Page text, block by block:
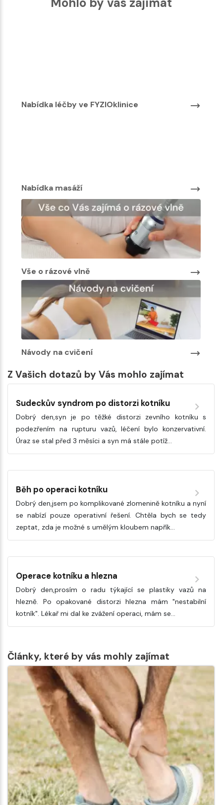
Nabídka léčby ve FYZIOklinice
Nabídka masáží
Vše o rázové vlně
Návody na cvičení
Z Vašich dotazů by Vás mohlo zajímat
Sudeckův syndrom po distorzi kotníku
Dobrý den,syn je po těžké distorzi zevního kotníku s
podezřením na rupturu vazů, léčení bylo konzervativní.
Úraz se stal před 3 měsíci a syn má stále potíž…
Běh po operaci kotníku
Dobrý den,jsem po komplikované zlomenině kotníku a nyní
se nabízí pouze operativní řešení. Chtěla bych se tedy
zeptat, zda je možné s umělým kloubem napřík…
Operace kotníku a hlezna
Dobrý den,prosím o radu týkající se plastiky vazů na
hlezně. Po opakované distorzi hlezna mám "nestabilní
kotník". Lékař mi dal ke zvážení operaci, mám se…
Články, které by vás mohly zajímat